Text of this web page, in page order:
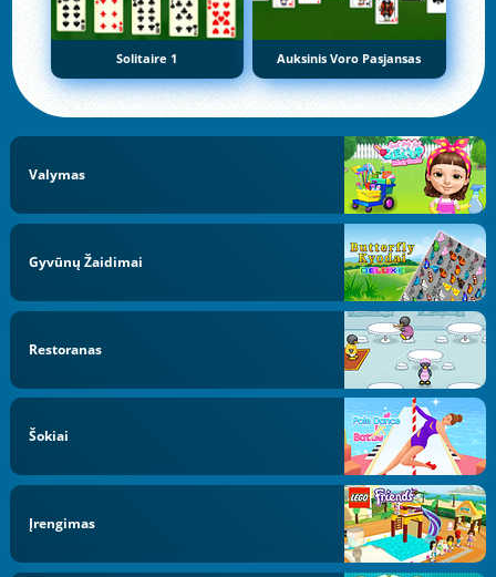
Solitaire 1 Auksinis Voro Pasjansas
Valymas
Gyvūnų Žaidimai
Restoranas
Šokiai
Įrengimas